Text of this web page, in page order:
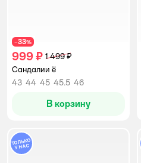
−33%
999 ₽ 1 499 ₽
Сандалии ё
43 44 45 45.5 46
В корзину